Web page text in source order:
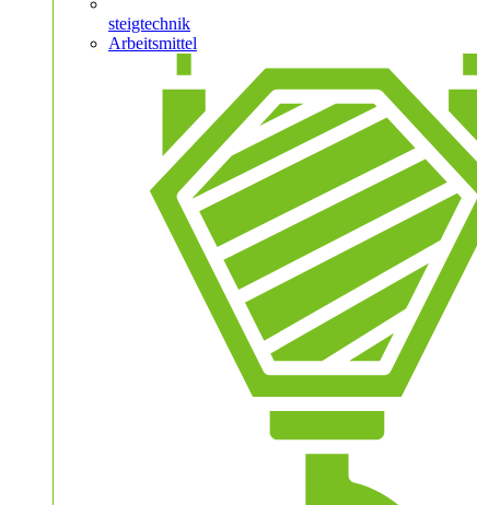
steigtechnik
Arbeitsmittel